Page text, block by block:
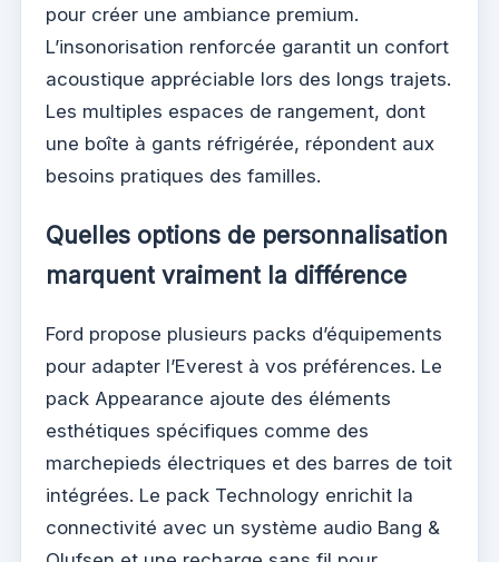
pour créer une ambiance premium.
L’insonorisation renforcée garantit un confort
acoustique appréciable lors des longs trajets.
Les multiples espaces de rangement, dont
une boîte à gants réfrigérée, répondent aux
besoins pratiques des familles.
Quelles options de personnalisation
marquent vraiment la différence
Ford propose plusieurs packs d’équipements
pour adapter l’Everest à vos préférences. Le
pack Appearance ajoute des éléments
esthétiques spécifiques comme des
marchepieds électriques et des barres de toit
intégrées. Le pack Technology enrichit la
connectivité avec un système audio Bang &